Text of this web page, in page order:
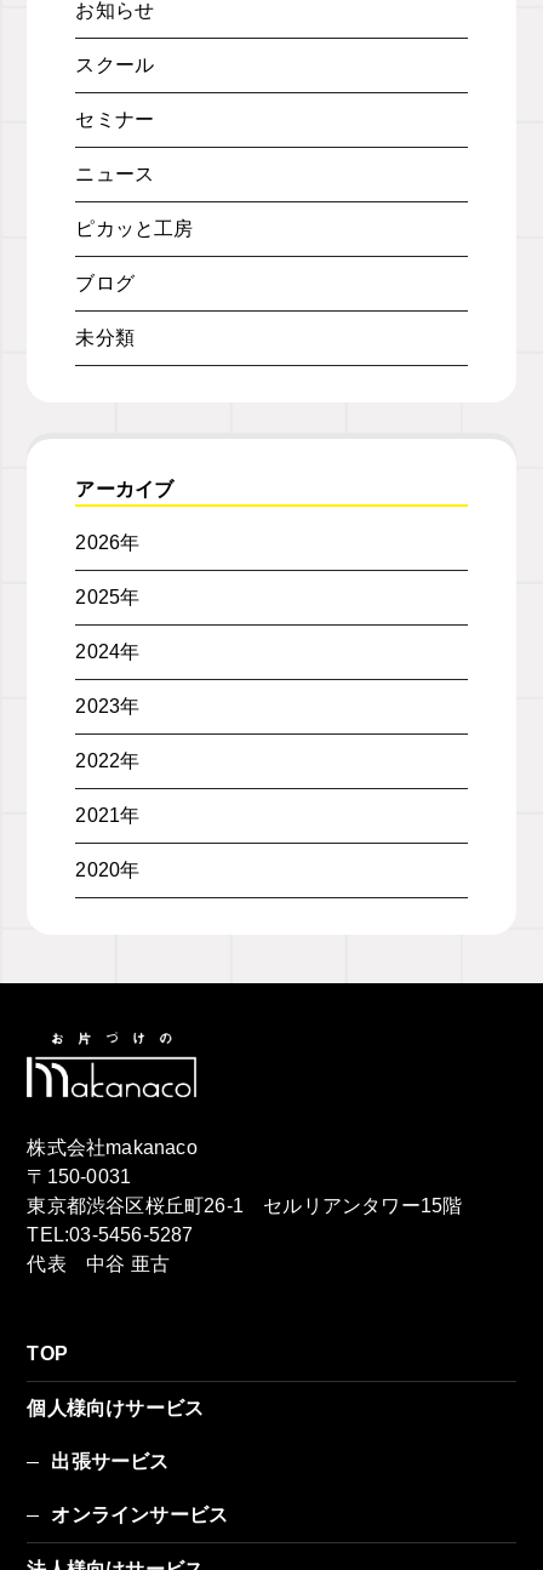
お知らせ
スクール
セミナー
ニュース
ピカッと工房
ブログ
未分類
アーカイブ
2026年
2025年
2024年
2023年
2022年
2021年
2020年
株式会社makanaco
〒150-0031
東京都渋谷区桜丘町26-1 セルリアンタワー15階
TEL:03-5456-5287
代表 中谷 亜古
TOP
個人様向けサービス
出張サービス
オンラインサービス